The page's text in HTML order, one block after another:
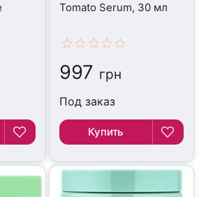
Tomato Serum, 30 мл
997 грн
Под заказ
Купить